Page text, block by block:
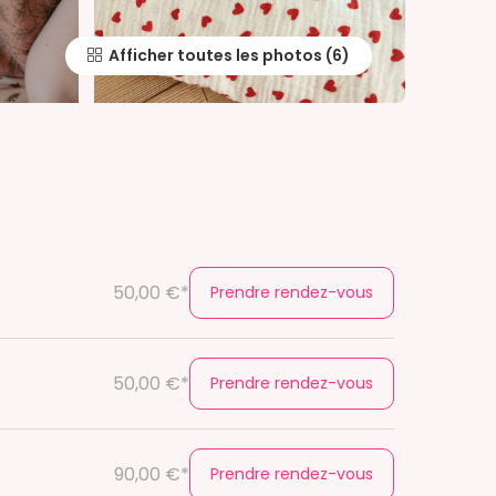
Afficher toutes les photos
50,00 €* Prendre rendez-vous
50,00 €* Prendre rendez-vous
90,00 €* Prendre rendez-vous